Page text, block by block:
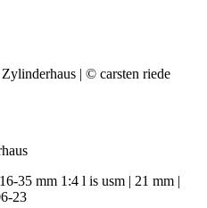
35 mm 1:4 l is usm | 21 mm |
23